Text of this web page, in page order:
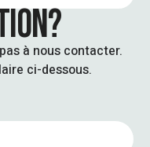
à nous contacter.
ci-dessous.